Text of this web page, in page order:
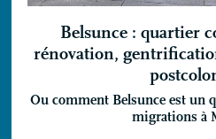
Belsunce : quartier
rénovation,
Ou comment Belsunce est un
migrations à